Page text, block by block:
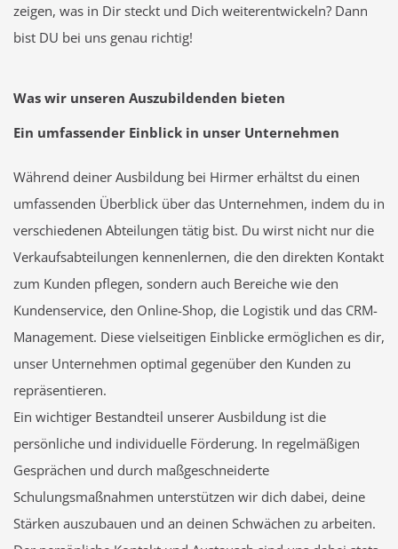
zeigen, was in Dir steckt und Dich weiterentwickeln? Dann
bist DU bei uns genau richtig!
Was wir unseren Auszubildenden bieten
Ein umfassender Einblick in unser Unternehmen
Während deiner Ausbildung bei Hirmer erhältst du einen
umfassenden Überblick über das Unternehmen, indem du in
verschiedenen Abteilungen tätig bist. Du wirst nicht nur die
Verkaufsabteilungen kennenlernen, die den direkten Kontakt
zum Kunden pflegen, sondern auch Bereiche wie den
Kundenservice, den Online-Shop, die Logistik und das CRM-
Management. Diese vielseitigen Einblicke ermöglichen es dir,
unser Unternehmen optimal gegenüber den Kunden zu
repräsentieren.
Ein wichtiger Bestandteil unserer Ausbildung ist die
persönliche und individuelle Förderung. In regelmäßigen
Gesprächen und durch maßgeschneiderte
Schulungsmaßnahmen unterstützen wir dich dabei, deine
Stärken auszubauen und an deinen Schwächen zu arbeiten.